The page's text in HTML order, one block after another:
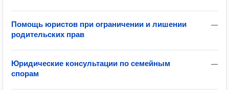
—
Помощь юристов при ограничении и лишении
родительских прав
—
Юридические консультации по семейным
спорам